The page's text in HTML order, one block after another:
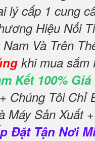
lý cấp 1 cung
Hiệu Nổi
Và Trên
khi mua sắm
Kết 100%
Chúng Tôi Chỉ
Máy Sản Xuất +
Đặt Tận Nơi